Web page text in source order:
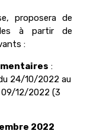
proposera de
à partir de
:
:
24/10/2022 au
12/2022 (3
2022